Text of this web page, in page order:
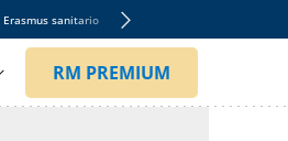
Erasmus sanitario